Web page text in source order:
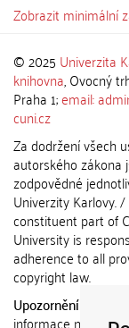
Zobrazit minimální
© 2025 Univerzita
knihovna, Ovocný
Praha 1;email:
cuni.cz
Za dodržení všech
autorského zákona
zodpovědné
Univerzity Karlovy.
constituent part of
University is
adherence to all
copyright law.
Upozornění / Notice:
informace